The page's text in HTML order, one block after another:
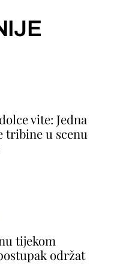
vite: Jedna
tribine u scenu
tijekom
održat